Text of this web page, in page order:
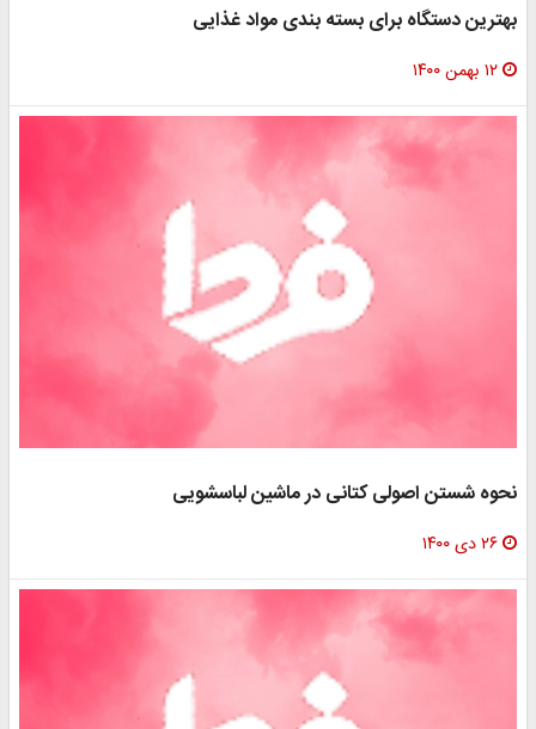
بهترین دستگاه برای بسته بندی مواد غذایی
۱۲ بهمن ۱۴۰۰
نحوه شستن اصولی کتانی در ماشین لباسشویی
۲۶ دی ۱۴۰۰